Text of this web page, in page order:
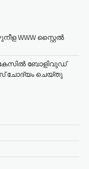
WWW സ്റ്റൈൽ
കേസിൽ ബോളിവുഡ്
ചോദ്യം ചെയ്തു